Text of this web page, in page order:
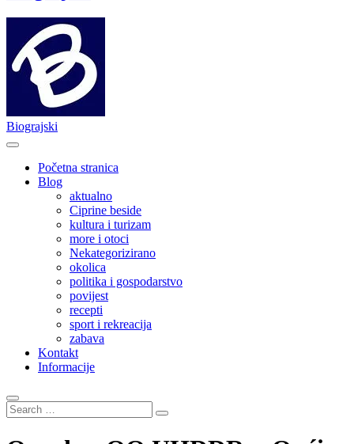
Biograjski
Početna stranica
Blog
aktualno
Ciprine beside
kultura i turizam
more i otoci
Nekategorizirano
okolica
politika i gospodarstvo
povijest
recepti
sport i rekreacija
zabava
Kontakt
Informacije
Search
…